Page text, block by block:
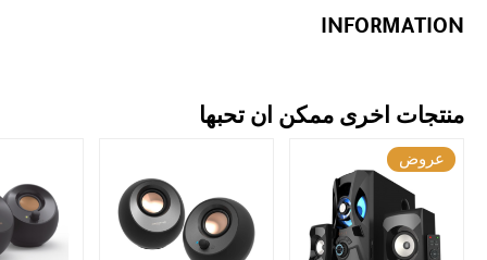
INFORMATION
منتجات اخرى ممكن ان تحبها
عروض